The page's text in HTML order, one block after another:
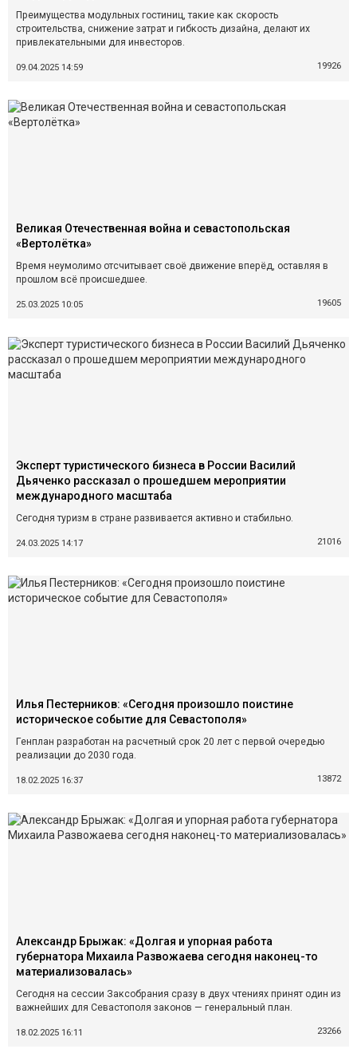
Преимущества модульных гостиниц, такие как скорость
строительства, снижение затрат и гибкость дизайна, делают их
привлекательными для инвесторов.
09.04.2025 14:59 19926
Великая Отечественная война и севастопольская
«Вертолётка»
Время неумолимо отсчитывает своё движение вперёд, оставляя в
прошлом всё происшедшее.
25.03.2025 10:05 19605
Эксперт туристического бизнеса в России Василий
Дьяченко рассказал о прошедшем мероприятии
международного масштаба
Сегодня туризм в стране развивается активно и стабильно.
24.03.2025 14:17 21016
Илья Пестерников: «Сегодня произошло поистине
историческое событие для Севастополя»
Генплан разработан на расчетный срок 20 лет с первой очередью
реализации до 2030 года.
18.02.2025 16:37 13872
Александр Брыжак: «Долгая и упорная работа
губернатора Михаила Развожаева сегодня наконец-то
материализовалась»
Сегодня на сессии Заксобрания сразу в двух чтениях принят один из
важнейших для Севастополя законов — генеральный план.
18.02.2025 16:11 23266